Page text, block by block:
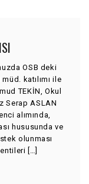
OSB deki
katılımı ile
TEKİN, Okul
Serap ASLAN
alımında,
hususunda ve
olunması
[…]